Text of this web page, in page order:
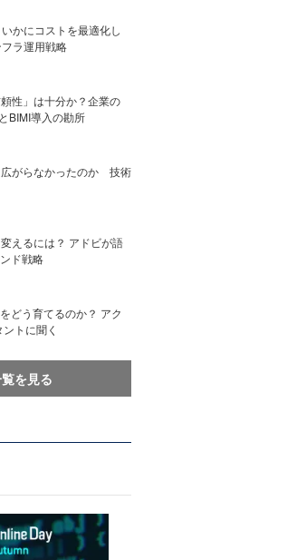
かにコストを最適化し
ラ運用戦略
性」は十分か？企業の
BIMI導入の勘所
がらなかったのか 技術
えるには？ アドビが語
ド戦略
どう育てるのか？ アク
トに聞く
を見る